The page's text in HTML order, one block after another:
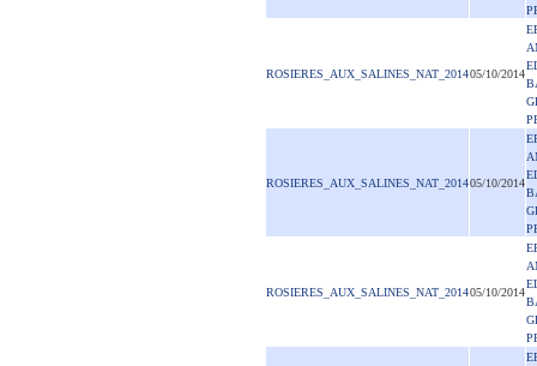
ROSIERES_AUX_SALINES_NAT_201405/10/2014
ROSIERES_AUX_SALINES_NAT_201405/10/2014
ROSIERES_AUX_SALINES_NAT_201405/10/2014